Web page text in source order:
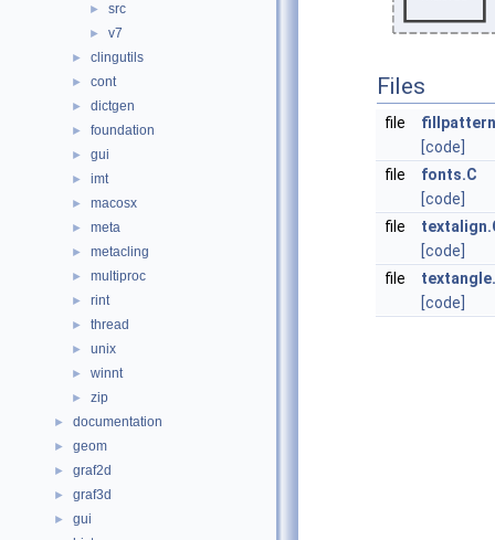
► src
► v7
► clingutils
► cont
► dictgen
► foundation
► gui
► imt
► macosx
► meta
► metacling
► multiproc
► rint
► thread
► unix
► winnt
► zip
► documentation
► geom
► graf2d
► graf3d
► gui
Files
file
[code]
file
fonts.C
[code]
file
[code]
file
[code]